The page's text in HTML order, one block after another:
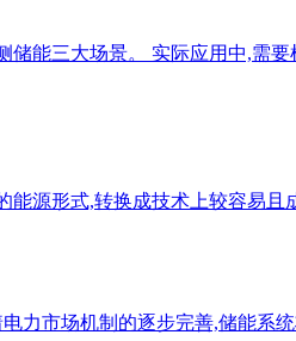
能三大场景。 实际应用中,需
源形式,转换成技术上较容易且
力市场机制的逐步完善,储能系